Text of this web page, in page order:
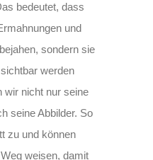
bedeutet, dass
und
sondern sie
werden
wir nicht nur seine
seine Abbilder. So
zu und können
weisen, damit